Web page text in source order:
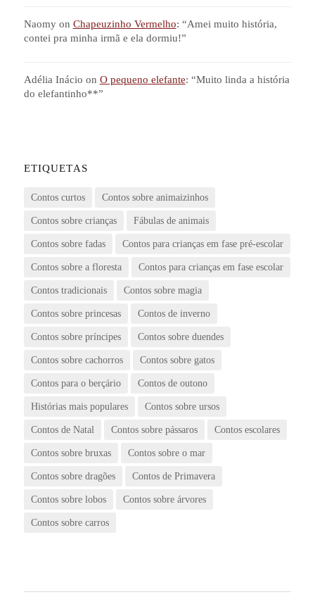
Naomyon Chapeuzinho Vermelho: “Amei muito história,
contei pra minha irmã e ela dormiu!”
Adélia Inácio on O pequeno elefante: “Muito linda a história
do elefantinho**”
ETIQUETAS
Contos curtos Contos sobre animaizinhos
Contos sobre crianças Fábulas de animais
Contos sobre fadas Contos para crianças em fase pré-escolar
Contos sobre a floresta Contos para crianças em fase escolar
Contos tradicionais Contos sobre magia
Contos sobre princesas Contos de inverno
Contos sobre príncipes Contos sobre duendes
Contos sobre cachorros Contos sobre gatos
Contos para o berçário Contos de outono
Histórias mais populares Contos sobre ursos
Contos de Natal Contos sobre pássaros Contos escolares
Contos sobre bruxas Contos sobre o mar
Contos sobre dragões Contos de Primavera
Contos sobre lobos Contos sobre árvores
Contos sobre carros